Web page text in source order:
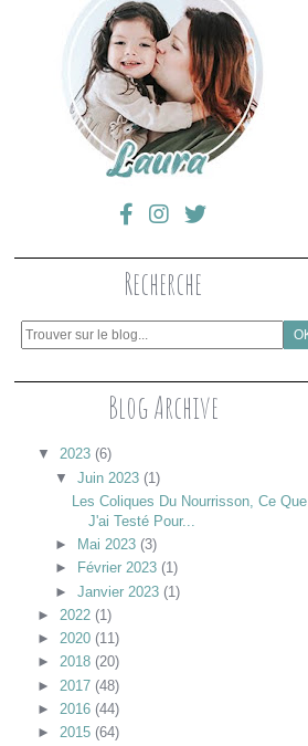
Recherche
Blog Archive
▼ 2023 (6)
▼
Juin 2023 (1)
Les Coliques Du Nourrisson, Ce Que
J'ai Testé Pour...
►
Mai 2023 (3)
►
Février 2023 (1)
► Janvier 2023 (1)
► 2022 (1)
► 2020 (11)
► 2018 (20)
► 2017 (48)
► 2016 (44)
► 2015 (64)